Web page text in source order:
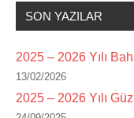
SON YAZILAR
2025 – 2026 Yılı
13/02/2026
2025 – 2026 Yılı